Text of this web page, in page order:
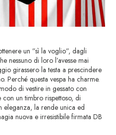
un ”sì la voglio”, dagli
nessuno di loro l’avesse mai
girassero la testa a prescindere
Perché questa vespa ha charme.
di vestire in gessato con
un timbro rispettoso, di
eleganza, la rende unica ed
nuova e irresistibile firmata DB